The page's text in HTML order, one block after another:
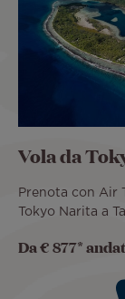
Vola da
Prenota con Air
Tokyo Narita a
Da € 877*